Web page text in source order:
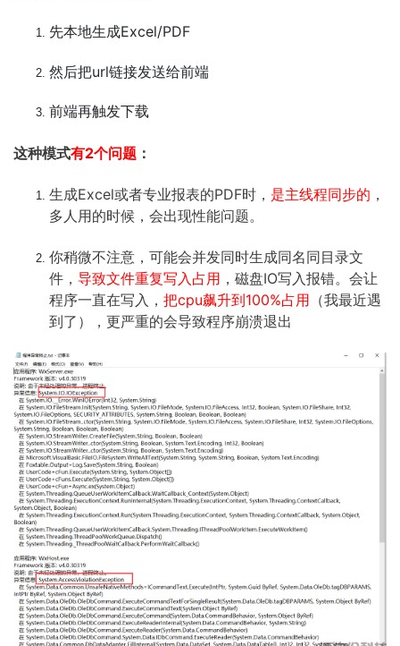
先本地生成Excel/PDF
然后把url链接发送给前端
前端再触发下载
这种模式有2个问题 ：
生成Excel或者专业报表的PDF时， 是主线程同步的 ，
多人用的时候，会出现性能问题。
你稍微不注意，可能会并发同时生成同名同目录文
件， 导致文件重复写入占用 ，磁盘IO写入报错。会让
程序一直在写入， 把cpu飙升到100%占用 （我最近遇
到了），更严重的会导致程序崩溃退出